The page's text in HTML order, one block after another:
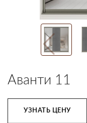
Аванти 11
УЗНАТЬ ЦЕНУ